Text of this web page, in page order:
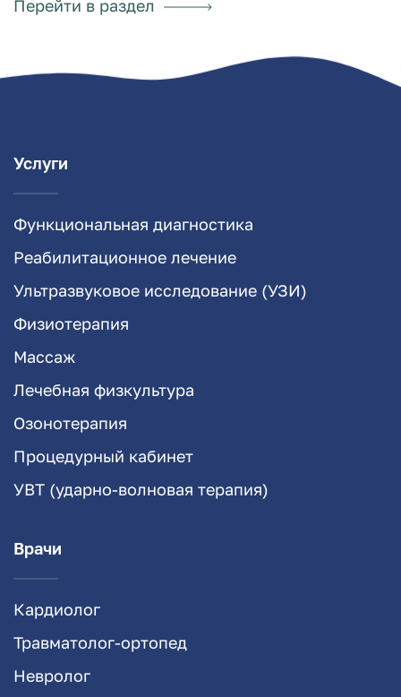
Перейти в раздел
Услуги
Функциональная диагностика
Реабилитационное лечение
Ультразвуковое исследование (УЗИ)
Физиотерапия
Массаж
Лечебная физкультура
Озонотерапия
Процедурный кабинет
УВТ (ударно-волновая терапия)
Врачи
Кардиолог
Травматолог-ортопед
Невролог